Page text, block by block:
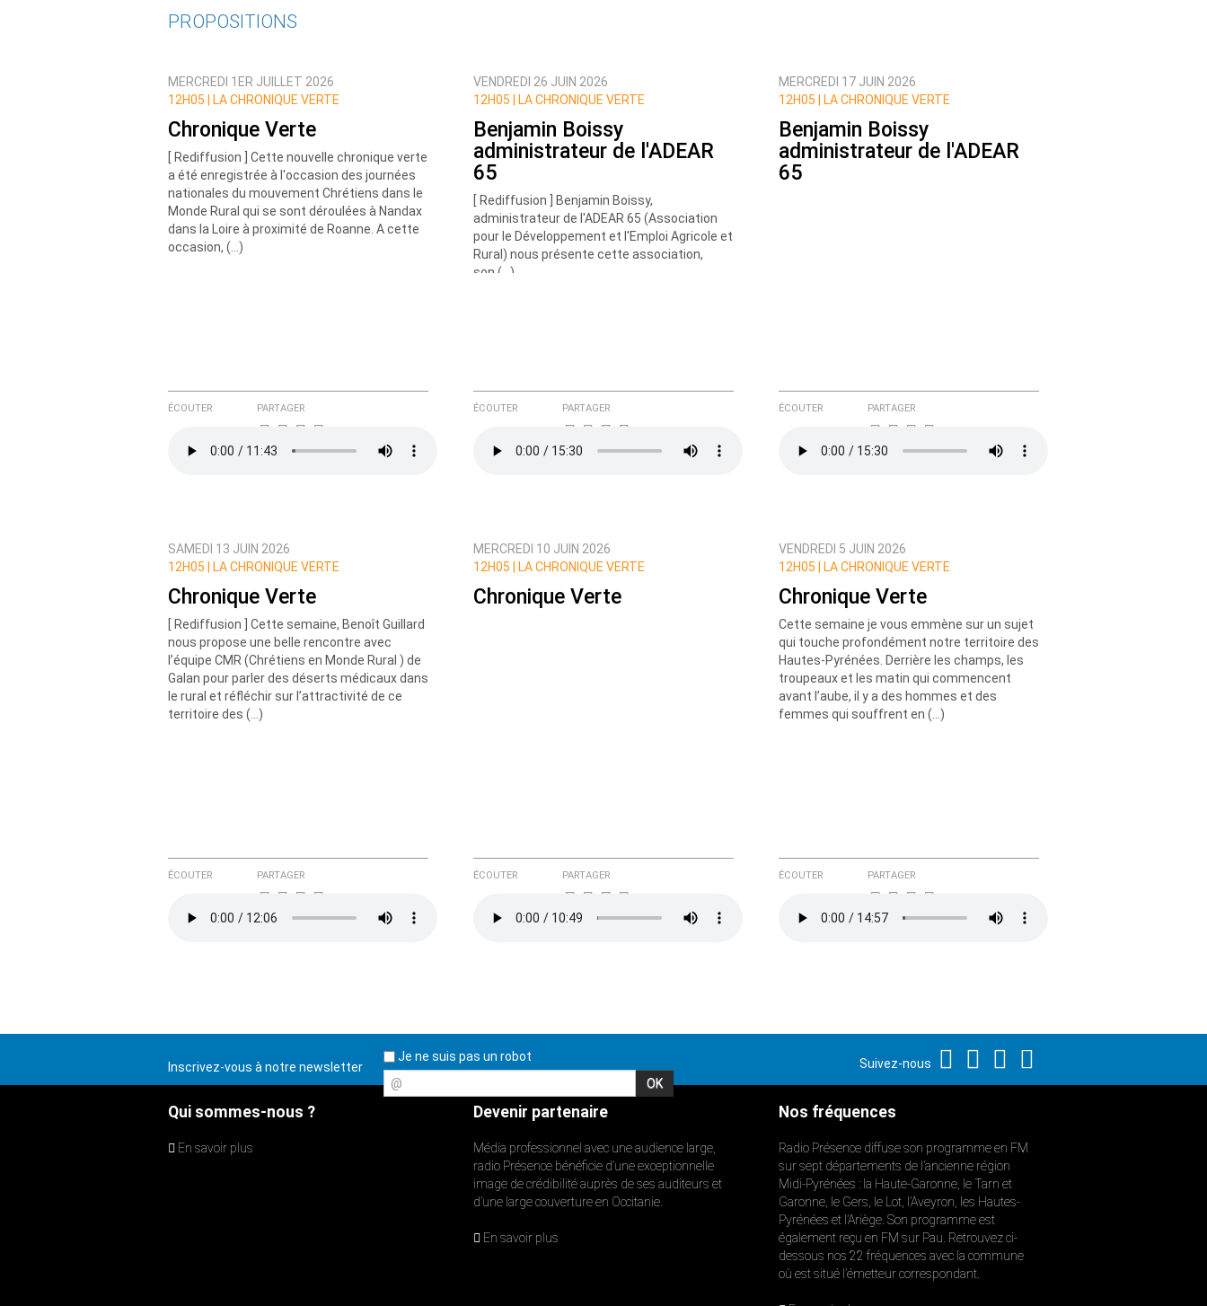
Nom
Courriel (non publié)
Ajoutez votre commentaire ici
Prévenez-moi de tous les nouveaux commentaires de cette discussion par email
PROPOSITIONS
MERCREDI 1ER JUILLET 2026
12H05 |
LA CHRONIQUE VERTE
Chronique Verte
[ Rediffusion ] Cette nouvelle chronique verte
a été enregistrée à l'occasion des journées
nationales du mouvement Chrétiens dans le
Monde Rural qui se sont déroulées à Nandax
dans la Loire à proximité de Roanne. A cette
occasion, (…)
ÉCOUTER PARTAGER
VENDREDI 26 JUIN 2026
12H05 |
LA CHRONIQUE VERTE
Benjamin Boissy
administrateur de l'ADEAR
65
[ Rediffusion ] Benjamin Boissy,
administrateur de l'ADEAR 65 (Association
pour le Développement et l'Emploi Agricole et
Rural) nous présente cette association,
son (…)
ÉCOUTER PARTAGER
MERCREDI 17 JUIN 2026
12H05 |
LA CHRONIQUE VERTE
Benjamin Boissy
administrateur de l'ADEAR
65
ÉCOUTER PARTAGER
SAMEDI 13 JUIN 2026
12H05 |
LA CHRONIQUE VERTE
Chronique Verte
[ Rediffusion ] Cette semaine, Benoît Guillard
nous propose une belle rencontre avec
l’équipe CMR (Chrétiens en Monde Rural ) de
Galan pour parler des déserts médicaux dans
le rural et réfléchir sur l’attractivité de ce
territoire des (…)
ÉCOUTER PARTAGER
MERCREDI 10 JUIN 2026
12H05 |
LA CHRONIQUE VERTE
Chronique Verte
ÉCOUTER PARTAGER
VENDREDI 5 JUIN 2026
12H05 |
LA CHRONIQUE VERTE
Chronique Verte
Cette semaine je vous emmène sur un sujet
qui touche profondément notre territoire des
Hautes-Pyrénées. Derrière les champs, les
troupeaux et les matin qui commencent
avant l’aube, il y a des hommes et des
femmes qui souffrent en (…)
ÉCOUTER PARTAGER
Inscrivez-vous à notre newsletter
Je ne suis pas un robot
@
Suivez-nous
Qui sommes-nous ?
En savoir plus
Devenir partenaire
Média professionnel avec une audience large,
radio Présence bénéficie d’une exceptionnelle
image de crédibilité auprès de ses auditeurs et
d’une large couverture en Occitanie.
En savoir plus
Nos fréquences
Radio Présence diffuse son programme en FM
sur sept départements de l’ancienne région
Midi-Pyrénées : la Haute-Garonne, le Tarn et
Garonne, le Gers, le Lot, l’Aveyron, les Hautes-
Pyrénées et l’Ariège. Son programme est
également reçu en FM sur Pau. Retrouvez ci-
dessous nos 22 fréquences avec la commune
où est situé l’émetteur correspondant.